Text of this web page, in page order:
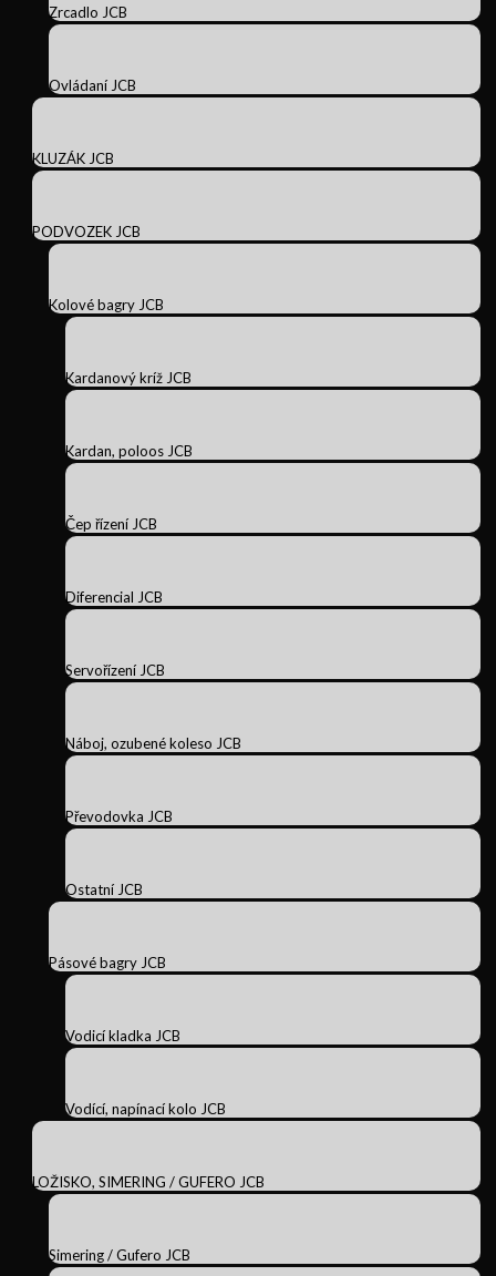
Zrcadlo JCB
Ovládaní JCB
KLUZÁK JCB
PODVOZEK JCB
Kolové bagry JCB
Kardanový kríž JCB
Kardan, poloos JCB
Čep řízení JCB
Diferencial JCB
Servořízení JCB
Náboj, ozubené koleso JCB
Převodovka JCB
Ostatní JCB
Pásové bagry JCB
Vodicí kladka JCB
Vodící, napínací kolo JCB
LOŽISKO, SIMERING / GUFERO JCB
Simering / Gufero JCB